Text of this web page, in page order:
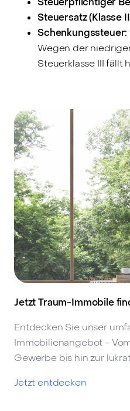
Steuersatz (Klasse
Schenkungssteuer:
Wegen der
Steuerklasse III fällt
Jetzt Traum-Immobile
Entdecken Sie unser
Immobilienangebot -
Gewerbe bis hin zur
Jetzt entdecken